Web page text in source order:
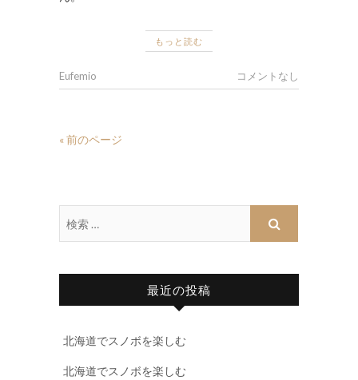
もっと読む
Eufemio コメントなし
« 前のページ
最近の投稿
北海道でスノボを楽しむ
北海道でスノボを楽しむ